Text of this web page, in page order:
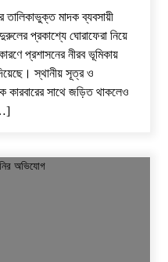
তালিকাভুক্ত মাদক ব্যবসায়ী
প্রকাশ্যে ঘোরাফেরা নিয়ে
প্রশাসনের নীরব ভূমিকায়
স্থানীয় সূত্র ও
কারবারের সাথে জড়িত থাকলেও